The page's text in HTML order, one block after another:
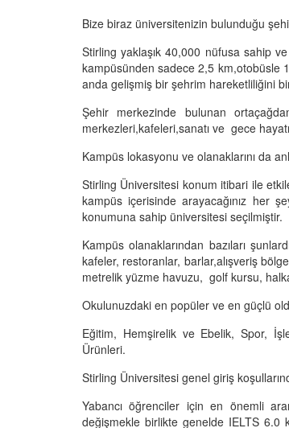
Bize biraz üniversitenizin bulunduğu
Stirling yaklaşık 40,000 nüfusa sahip
kampüsünden sadece 2,5 km,otobüsle
anda gelişmiş bir şehrim hareketliliğini
Şehir merkezinde bulunan
merkezleri,kafeleri,sanatı ve gece
Kampüs lokasyonu ve olanaklarını da
Stirling Üniversitesi konum itibari ile
kampüs içerisinde arayacağınız her
konumuna sahip üniversitesi seçilmiştir.
Kampüs olanaklarından bazıları
kafeler, restoranlar, barlar,alışveriş
metrelik yüzme havuzu, golf kursu,
Okulunuzdaki en popüler ve en güçlü
Eğitim, Hemşirelik ve Ebelik, Spor,
Ürünleri.
Stirling Üniversitesi genel giriş
Yabancı öğrenciler için en önemli
değişmekle birlikte genelde IELTS 6.0